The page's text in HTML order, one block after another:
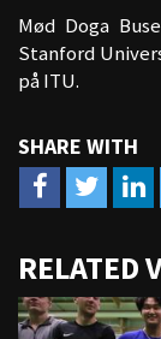
Mød Doga
Stanford
på ITU.
to
share
RELATED